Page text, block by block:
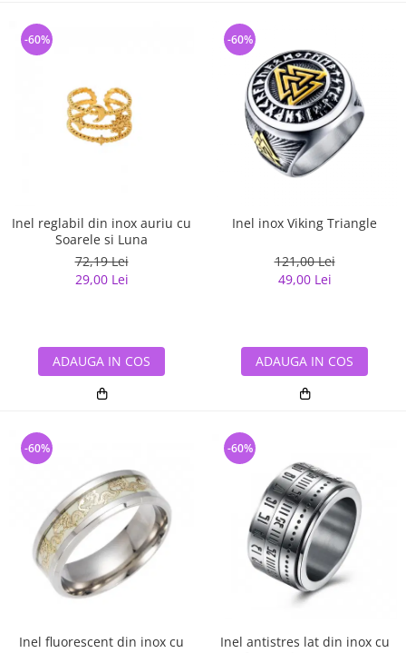
Inel reglabil din inox auriu cu
Soarele si Luna
72,19 Lei
29,00 Lei
-60%
ADAUGA IN COS
Inel inox Viking Triangle
121,00 Lei
49,00 Lei
-60%
ADAUGA IN COS
Inel fluorescent din inox cu
-60%
Inel antistres lat din inox cu
-60%